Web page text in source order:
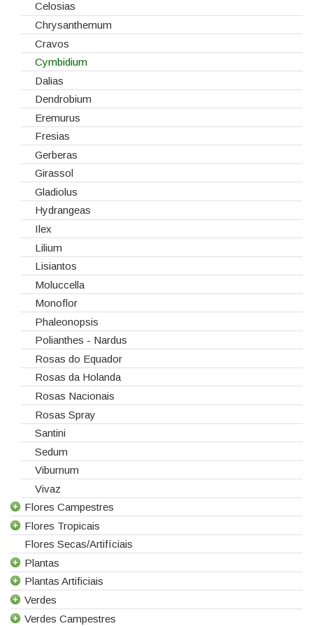
Lanternas
Madeiras
Spray
Tabuleiros/Bases
Telas/Tecidos
Vidros
Celosias
Chrysanthemum
Cravos
Cymbidium
Dalias
Dendrobium
Eremurus
Fresias
Gerberas
Girassol
Gladiolus
Hydrangeas
Ilex
Lilium
Lisiantos
Moluccella
Monoflor
Phaleonopsis
Polianthes - Nardus
Rosas do Equador
Rosas da Holanda
Rosas Nacionais
Rosas Spray
Santini
Sedum
Viburnum
Vivaz
Flores Campestres
Todas as Flores Campestres
Anigozanthos
Alstroemeria
Alchemilla
Amaranthus
Aster
Flores Tropicais
Todas as Flores Tropicais
Alpinias
Berzelias
Brunias
Curcuma
Flores Secas/Artifíciais
Plantas
Todas as Plantas
Gerbera de Vaso
Phalaenopsis
Plantas Artificiais
Todas as Plantas Artificiais
Suculentas Artificiais
Verdes
Todos os Verdes
Verdes Campestres